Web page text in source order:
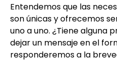
Entendemos que las
son únicas y ofrecemos
uno a uno. ¿Tiene alguna
dejar un mensaje en el
responderemos a la